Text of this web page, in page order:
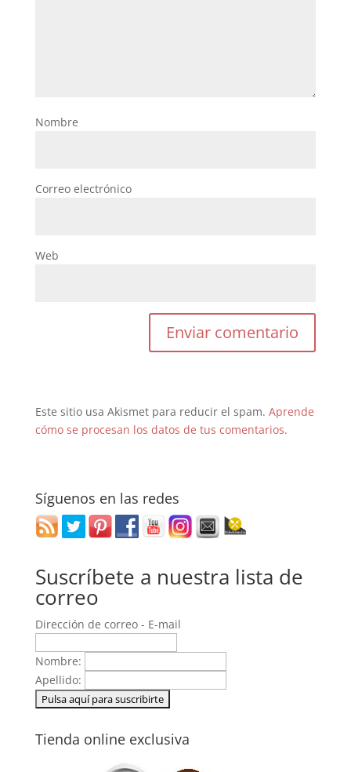
Nombre
Correo electrónico
Web
Este sitio usa Akismet para reducir el spam. Aprende
cómo se procesan los datos de tus comentarios.
Síguenos en las redes
Suscríbete a nuestra lista de
correo
Dirección de correo - E-mail
Nombre:
Apellido:
Tienda online exclusiva